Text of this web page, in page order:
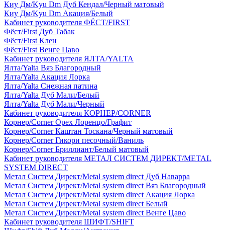
Киу Дм/Kyu Dm Дуб Кендал/Черный матовый
Киу Дм/Kyu Dm Акация/Белый
Кабинет руководителя ФЁСТ/FIRST
Фёст/First Дуб Табак
Фёст/First Клен
Фёст/First Венге Цаво
Кабинет руководителя ЯЛТА/YALTA
Ялта/Yalta Вяз Благородный
Ялта/Yalta Акация Лорка
Ялта/Yalta Снежная патина
Ялта/Yalta Дуб Мали/Белый
Ялта/Yalta Дуб Мали/Черный
Кабинет руководителя КОРНЕР/CORNER
Корнер/Corner Орех Лоренцо/Графит
Корнер/Corner Каштан Тоскана/Черный матовый
Корнер/Corner Гикори песочный/Ваниль
Корнер/Corner Бриллиант/Белый матовый
Кабинет руководителя МЕТАЛ СИСТЕМ ДИРЕКТ/METAL
SYSTEM DIRECT
Метал Систем Директ/Metal system direct Дуб Наварра
Метал Систем Директ/Metal system direct Вяз Благородный
Метал Систем Директ/Metal system direct Акация Лорка
Метал Систем Директ/Metal system direct Белый
Метал Систем Директ/Metal system direct Венге Цаво
Кабинет руководителя ШИФТ/SHIFT